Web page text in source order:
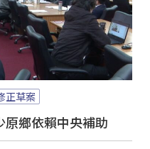
正草案
原鄉依賴中央補助